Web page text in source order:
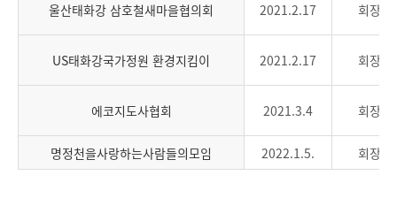
울산태화강 삼호철새마을협의회 2021.2.17 회장
US태화강국가정원 환경지킴이 2021.2.17 회장
에코지도사협회 2021.3.4 회장
명정천을사랑하는사람들의모임 2022.1.5. 회장